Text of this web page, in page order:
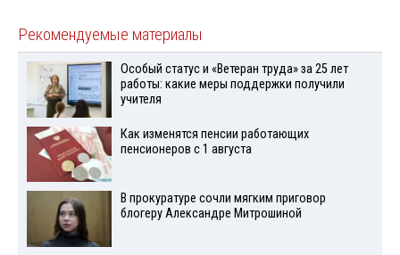
Рекомендуемые материалы
Особый статус и «Ветеран труда» за 25 лет
работы: какие меры поддержки получили
учителя
Как изменятся пенсии работающих
пенсионеров с 1 августа
В прокуратуре сочли мягким приговор
блогеру Александре Митрошиной